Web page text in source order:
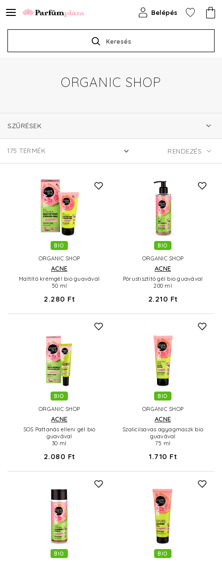
Keresés
Belépés
ORGANIC SHOP
SZŰRÉSEK
175 TERMÉK
BIO
ORGANIC SHOP
ACNE
Mattító krémgél bio guavával
50 ml
2.280 Ft
BIO
ORGANIC SHOP
ACNE
Pórustisztító gél bio guavával
200 ml
2.210 Ft
BIO
ORGANIC SHOP
ACNE
SOS Pattanás elleni gél bio
guavával
30 ml
2.080 Ft
BIO
ORGANIC SHOP
ACNE
Szalicilsavas agyagmaszk bio
guavával
75 ml
1.710 Ft
BIO BIO